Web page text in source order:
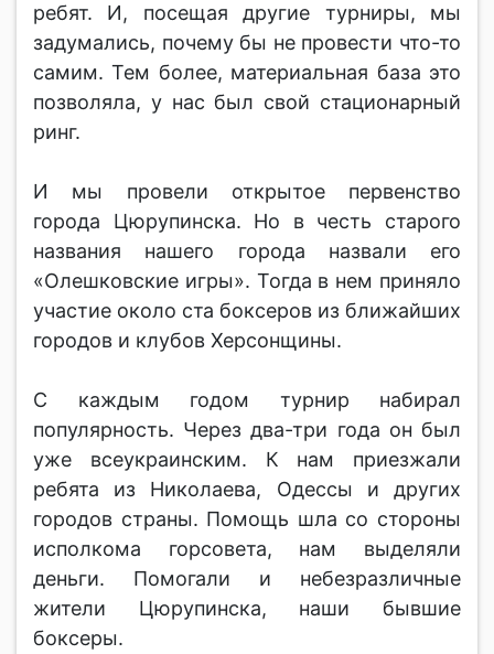
ребят. И, посещая другие турниры, мы
задумались, почему бы не провести что-то
самим. Тем более, материальная база это
позволяла, у нас был свой стационарный
ринг.
И мы провели открытое первенство
города Цюрупинска. Но в честь старого
названия нашего города назвали его
«Олешковские игры». Тогда в нем приняло
участие около ста боксеров из ближайших
городов и клубов Херсонщины.
С каждым годом турнир набирал
популярность. Через два-три года он был
уже всеукраинским. К нам приезжали
ребята из Николаева, Одессы и других
городов страны. Помощь шла со стороны
исполкома горсовета, нам выделяли
деньги. Помогали и небезразличные
жители Цюрупинска, наши бывшие
боксеры.